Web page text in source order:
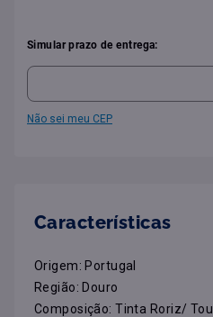
Simular prazo de entrega:
Não sei meu CEP
Características
Origem: Portugal
Região: Douro
Composição: Tinta Roriz/